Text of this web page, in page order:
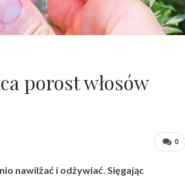
porost włosów
0
nawilżać i odżywiać. Sięgając